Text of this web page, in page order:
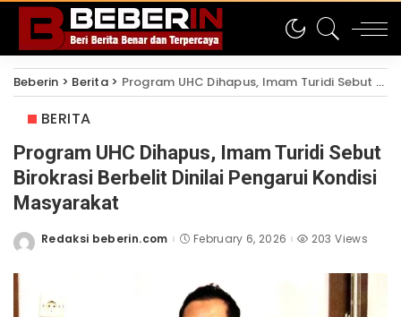
Beberin > Berita> Program UHC Dihapus, Imam Turidi Sebut Birokrasi Berbelit Dinilai Pengarui Kondisi Masyarakat
BERITA
Program UHC Dihapus, Imam Turidi Sebut
Birokrasi Berbelit Dinilai Pengarui Kondisi
Masyarakat
Posted
Redaksi beberin.com February 6, 2026 203 Views